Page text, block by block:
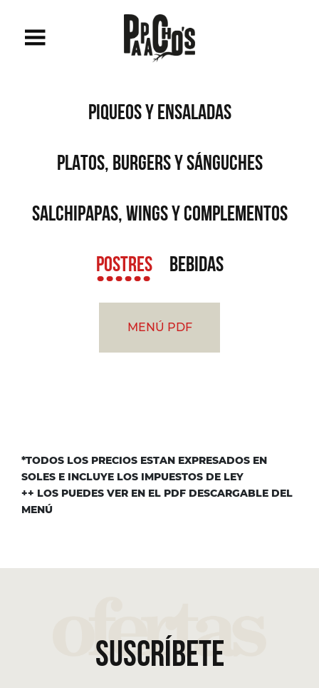
PIQUEOS Y ENSALADAS
PLATOS, BURGERS Y SÁNGUCHES
SALCHIPAPAS, WINGS Y COMPLEMENTOS
POSTRES
BEBIDAS
MENÚ PDF
*TODOS LOS PRECIOS ESTAN EXPRESADOS EN
SOLES E INCLUYE LOS IMPUESTOS DE LEY
++ LOS PUEDES VER EN EL PDF DESCARGABLE DEL
MENÚ
SUSCRÍBETE